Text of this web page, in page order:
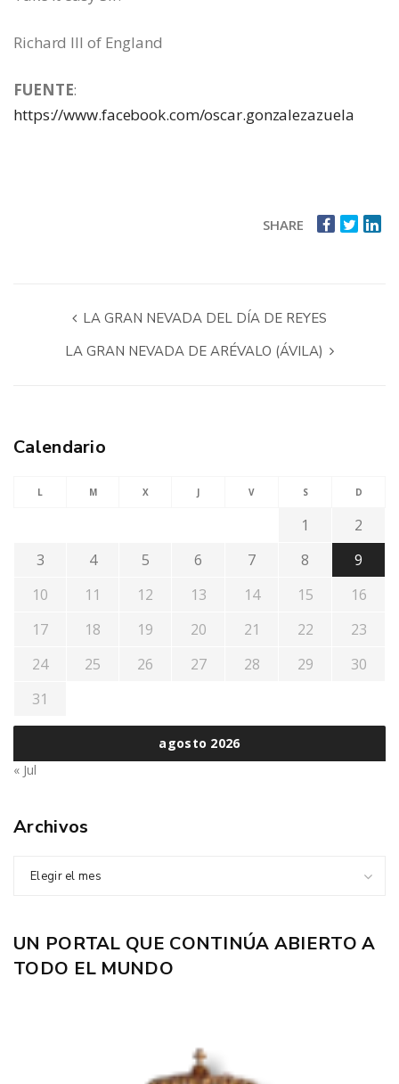
Richard III of England
FUENTE:
https://www.facebook.com/oscar.gonzalezazuela
SHARE
LA GRAN NEVADA DEL DÍA DE REYES
LA GRAN NEVADA DE ARÉVALO (ÁVILA)
Calendario
agosto 2026
L M X J V S D
1
2
3
4 5 6 7 8
9
10
11 12 13 14 15
16
17
18 19 20 21 22
23
24
25 26 27 28 29
30
31
« Jul
Archivos
Elegir el mes
UN PORTAL QUE CONTINÚA ABIERTO A
TODO EL MUNDO